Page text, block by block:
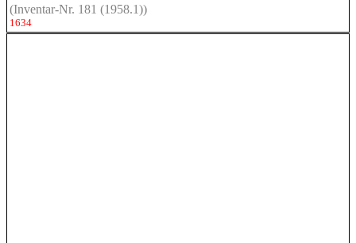
(Inventar-Nr. 181 (1958.1))
1634